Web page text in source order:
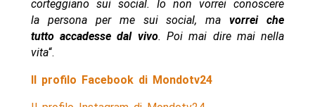
corteggiano sui social. Io non vorrei conoscere
la persona per me sui social, mavorrei che
tutto accadesse dal vivo. Poi mai dire mai nella
vita“.
Il profilo Facebook di Mondotv24